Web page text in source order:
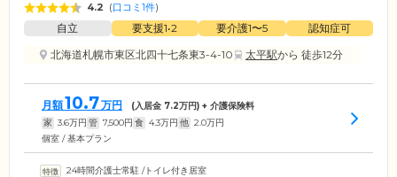
4.2 (口コミ1件)
自立 要支援1•2 要介護1〜5
認知症可
北海道札幌市東区北四十七条東3-4-10
太平駅から 徒歩12分
月額10.7万円 (入居金 7.2万円) + 介護保険料
家 3.6万円 管 7,500円 食 4.3万円 他 2.0万円
個室 / 基本プラン
24時間介護士常駐 /トイレ付き居室